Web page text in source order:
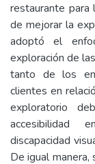
restaurante para
de mejorar la
adoptó el
exploración de
tanto de los
clientes en
exploratorio
accesibilidad
discapacidad
De igual